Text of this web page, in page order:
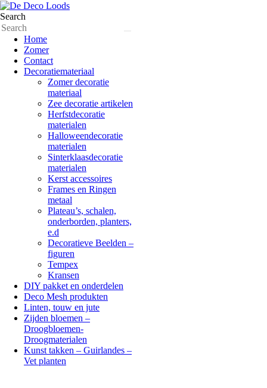
Search
Home
Zomer
Contact
Decoratiemateriaal
Zomer decoratie
materiaal
Zee decoratie artikelen
Herfstdecoratie
materialen
Halloweendecoratie
materialen
Sinterklaasdecoratie
materialen
Kerst accessoires
Frames en Ringen
metaal
Plateau’s, schalen,
onderborden, planters,
e.d
Decoratieve Beelden –
figuren
Tempex
Kransen
DIY pakket en onderdelen
Deco Mesh produkten
Linten, touw en jute
Zijden bloemen –
Droogbloemen-
Droogmaterialen
Kunst takken – Guirlandes –
Vet planten